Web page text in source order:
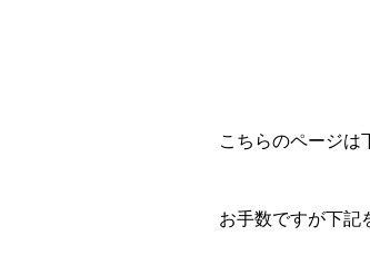
こちらのページは
お手数ですが下記